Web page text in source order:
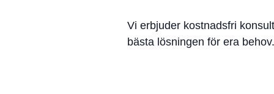
Vi erbjuder kostnadsfri
bästa lösningen för era behov.